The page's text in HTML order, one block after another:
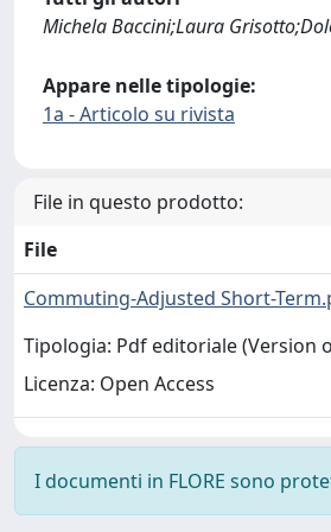
Michela Baccini;Laura
Appare nelle tipologie:
1a - Articolo su rivista
File in questo prodotto:
File
Commuting-Adjusted Short-
Tipologia: Pdf editoriale (Version
Licenza: Open Access
I documenti in FLORE sono